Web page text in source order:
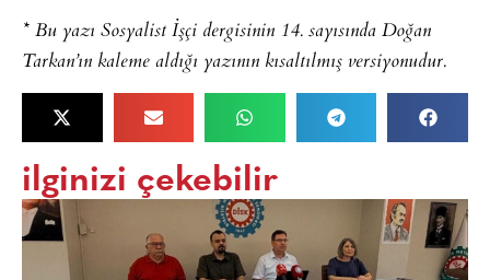
* Bu yazı Sosyalist İşçi dergisinin 14. sayısında Doğan
Tarkan’ın kaleme aldığı yazının kısaltılmış versiyonudur.
ilginizi çekebilir